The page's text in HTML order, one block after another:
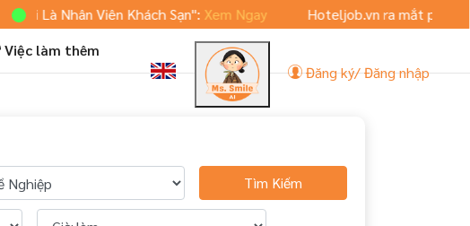
Nhân Viên Khách Sạn":Xem Ngay
Hoteljob.vn ra mắt phiên bản App
Việc làm thêm
Đăng ký/ Đăng nhập
Tìm Kiếm